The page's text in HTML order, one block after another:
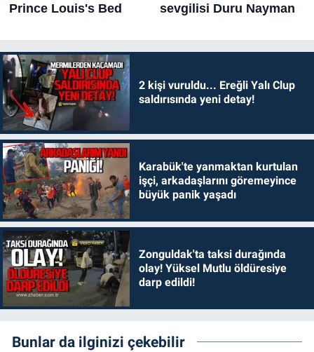
2 kişi vuruldu... Ereğli Yalı Clup
saldırısında yeni detay!
Karabük'te yanmaktan kurtulan
işçi, arkadaşlarını göremeyince
büyük panik yaşadı
Zonguldak'ta taksi durağında
olay! Yüksel Mutlu öldüresiye
darp edildi!
Bunlar da ilginizi çekebilir